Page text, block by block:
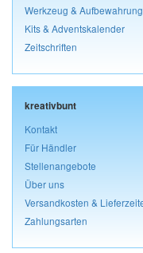
Werkzeug & Aufbewahrung
Kits & Adventskalender
Zeitschriften
kreativbunt
Kontakt
Für Händler
Stellenangebote
Über uns
Versandkosten &
Zahlungsarten